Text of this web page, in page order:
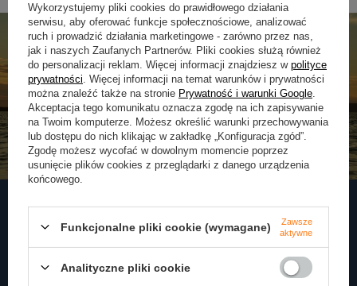
Zapisz się do naszego
Newslettera
Wykorzystujemy pliki cookies do prawidłowego działania
serwisu, aby oferować funkcje społecznościowe, analizować
ruch i prowadzić działania marketingowe - zarówno przez nas,
jak i naszych Zaufanych Partnerów. Pliki cookies służą również
do personalizacji reklam. Więcej informacji znajdziesz w polityce
prywatności . Więcej informacji na temat warunków i prywatności
można znaleźć także na stronie Prywatność i warunki Google
Akceptacja tego komunikatu oznacza zgodę na ich zapisywanie
na Twoim komputerze. Możesz określić warunki przechowywania
lub dostępu do nich klikając w zakładkę „Konfiguracja zgód”.
Zgodę możesz wycofać w dowolnym momencie poprzez
usunięcie plików cookies z przeglądarki z danego urządzenia
końcowego.
Funkcjonalne pliki cookie (wymagane)
Zawsze
aktywne
Analityczne pliki cookie